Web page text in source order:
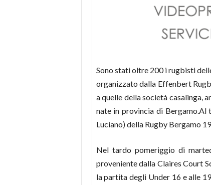
Sono stati oltre 200 i rugbisti
organizzato dalla Effenbert
a quelle della società casalinga,
nate in provincia di Bergamo.Al
Luciano) della Rugby Bergamo
Nel tardo pomeriggio di
proveniente dalla Claires Court
la partita degli Under 16 e alle